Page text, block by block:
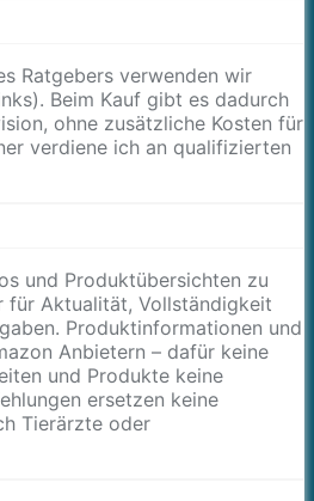
Ratgebers verwenden wir
Beim Kauf gibt es dadurch
ohne zusätzliche Kosten für
verdiene ich an qualifizierten
und Produktübersichten zu
für Aktualität, Vollständigkeit
Produktinformationen und
Anbietern – dafür keine
und Produkte keine
ersetzen keine
Tierärzte oder